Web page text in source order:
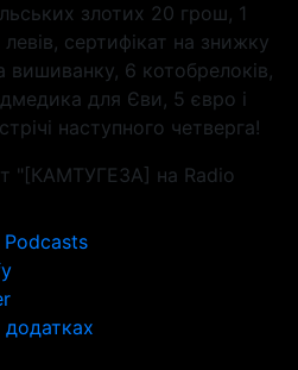
злотих 20 грош, 1
сертифікат на знижку
вишиванку, 6 котобрелоків,
для Єви, 5 євро і
наступного четверга!
"[КАМТУГЕЗА] на Radio
Podcasts
додатках